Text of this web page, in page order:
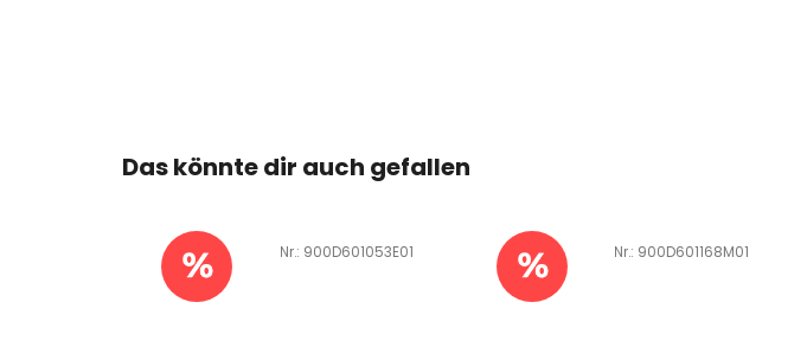
Das könnte dir auch gefallen
Art.-Nr.: 900D601053E01 Art.-Nr.: 900D601168M01